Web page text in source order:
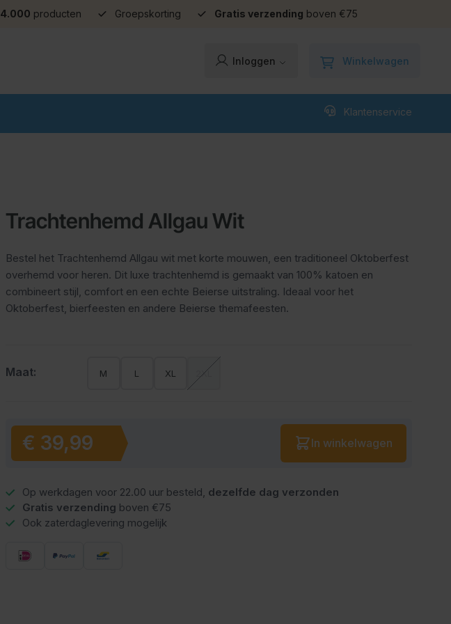
4.000 producten Groepskorting Gratis verzending boven €75
Inloggen Winkelwagen
Klantenservice
Trachtenhemd Allgau Wit
Bestel het Trachtenhemd Allgau wit met korte mouwen, een traditioneel Oktoberfest
overhemd voor heren. Dit luxe trachtenhemd is gemaakt van 100% katoen en
combineert stijl, comfort en een echte Beierse uitstraling. Ideaal voor het
Oktoberfest, bierfeesten en andere Beierse themafeesten.
Maat: M L XL 2XL
Vanaf:
€ 39,99
Aantal
In winkelwagen
Op werkdagen voor 22.00 uur besteld, dezelfde dag verzonden
Gratis verzending boven €75
Ook zaterdaglevering mogelijk